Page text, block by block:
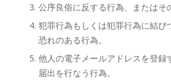
公序良俗に反する行為、またはそ
犯罪行為もしくは犯罪行為に結び
恐れのある行為。
他人の電子メールアドレスを登録
届出を行なう行為。